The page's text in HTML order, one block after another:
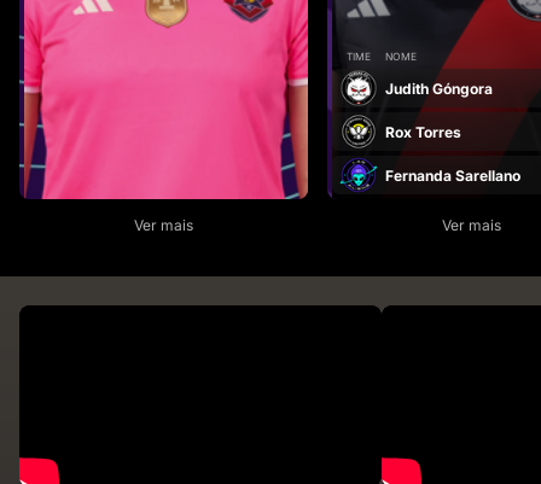
Ver mais
TIME NOME
Judith Góngora
Rox Torres
Fernanda Sarellano
Ver mais